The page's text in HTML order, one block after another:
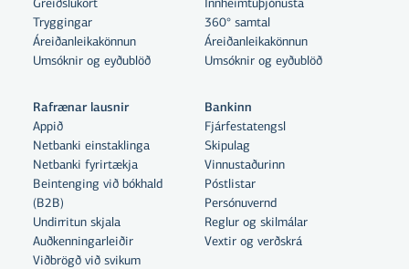
Tryggingar
Áreiðanleikakönnun
Umsóknir og eyðublöð
360° samtal
Áreiðanleikakönnun
Umsóknir og eyðublöð
Rafrænar lausnir
Appið
Netbanki einstaklinga
Netbanki fyrirtækja
Beintenging við bókhald
(B2B)
Undirritun skjala
Auðkenningarleiðir
Viðbrögð við svikum
Bankinn
Fjárfestatengsl
Skipulag
Vinnustaðurinn
Póstlistar
Persónuvernd
Reglur og skilmálar
Vextir og verðskrá